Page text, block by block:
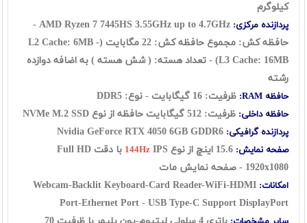
کیلوگرم
پردازنده مرکزی:
حافظه کش: مجموع حافظه کش: 22 مگابایت (L2 Cache: 6MB -
L3 Cache: 16MB) - تعداد هسته: ( شش هسته ) به اضافه دوازده
رشته
حافظه RAM: ظرفیت: 16 گیگابایت - نوع: DDR5
حافظه داخلی: ظرفیت: 512 گیگابایت حافظه از نوع NVMe M.2 SSD
پردازنده گرافیکی:
صفحه نمایش: 144Hz
IPS با دقت Full HD
1920x1080 - صفحه نمایش مات
امکانات: Webcam-Backlit Keyboard-Card Reader-WiFi-HDMI
Port-Ethernet Port - USB Type-C Support DisplayPort